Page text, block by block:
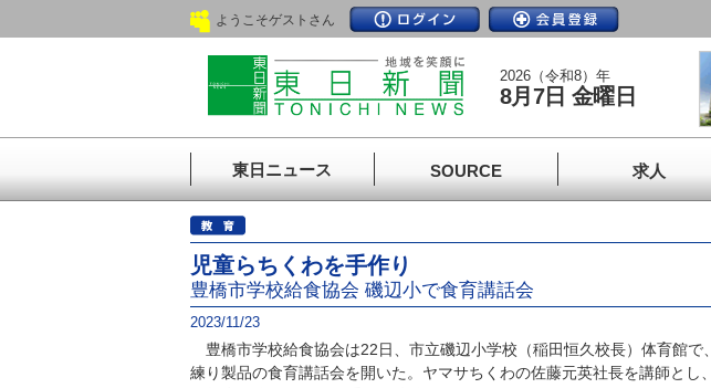
ようこそゲストさん
2026（令和8）年
8月7日 金曜日
東日ニュース SOURCE 求人
児童らちくわを手作り
豊橋市学校給食協会 磯辺小で食育講話会
2023/11/23
豊橋市学校給食協会は22日、市立磯辺小学校（稲田恒久校長）体育館で、
練り製品の食育講話会を開いた。ヤマサちくわの佐藤元英社長を講師とし、